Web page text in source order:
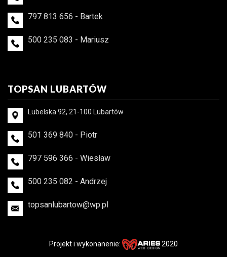
797 813 656 - Bartek
500 235 083 - Mariusz
TOPSAN LUBARTÓW
Lubelska 92, 21-100 Lubartów
501 369 840 - Piotr
797 596 366 - Wiesław
500 235 082 - Andrzej
topsanlubartow@wp.pl
Projekt i wykonanenie: 2020